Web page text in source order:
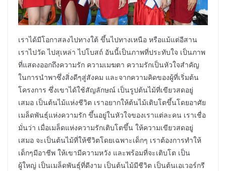
เราได้มีโอกาสลงไปทางใต้ ขึ้นไปทางเหนือ หรือแม้แต่อีสาน
เราไปวัด ไปสุเหล่า ไปโบสถ์ อันนี้เป็นภาพที่ประทับใจ เป็นภาพ
ที่แสดงออกถึงความรัก ความเมฆตา ความรักเป็นหัวใจสำคัญ
ในการนำพาซึ่งสิ่งดีๆสู่สังคม และจากความคิดของผู้ที่เริ่มต้น
โครงการ ซึ่งเขาได้ใช้สัญลักษณ์ เป็นรูปต้นไม้ที่เขียวสดอยู่
เสมอ เป็นต้นไม้แห่งชีวิต เราอยากให้ต้นไม้เติบโตขึ้นโดยอาศัย
เมล็ดพันธุ์แห่งความรัก ขึ้นอยู่ในหัวใจของเราแต่ละคน เราเชื่อ
มั่นว่า เมื่อเมล็ดแห่งความรักเติบโตขึ้น ให้ความเขียวสดอยู่
เสมอ จะเป็นต้นไม้ที่ให้ชีวิตโดยเฉพาะเด็กๆ เราต้องการทำให้
เด็กๆมีอาชีพ ให้เขามีความหวัง และพร้อมที่จะเติบโต เป็น
ผู้ใหญ่ เป็นเมล็ดพันธุ์ที่ดีงาม เป็นต้นไม้มีชีวิต เป็นต้นเอเวอร์กรี